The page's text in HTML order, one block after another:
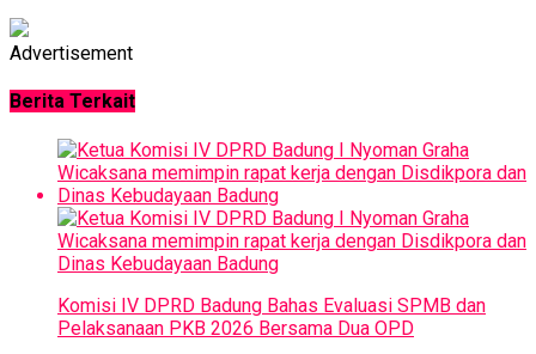
Advertisement
Berita Terkait
Komisi IV DPRD Badung Bahas Evaluasi SPMB dan
Pelaksanaan PKB 2026 Bersama Dua OPD